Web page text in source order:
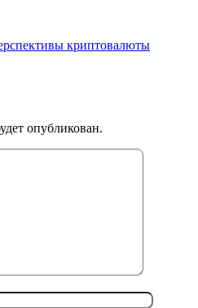
криптовалюты
опубликован.